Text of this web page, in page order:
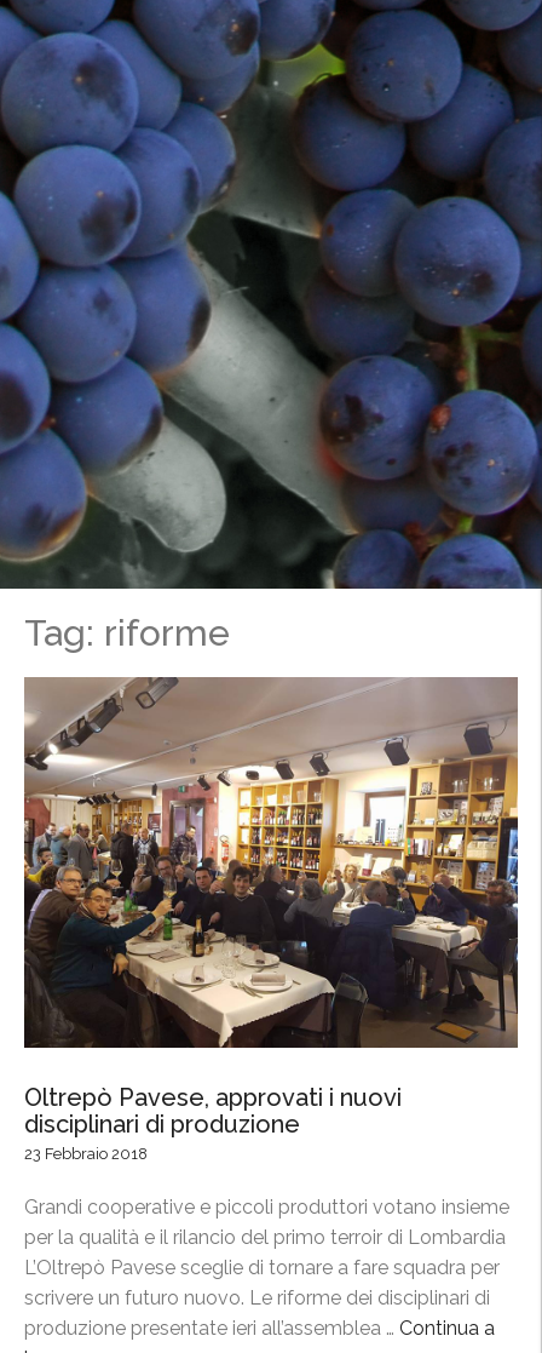
Tag: riforme
Oltrepò Pavese, approvati i nuovi
disciplinari di produzione
23 Febbraio 2018
Grandi cooperative e piccoli produttori votano insieme
per la qualità e il rilancio del primo terroir di Lombardia
L’Oltrepò Pavese sceglie di tornare a fare squadra per
scrivere un futuro nuovo. Le riforme dei disciplinari di
produzione presentate ieri all’assemblea … Continua a